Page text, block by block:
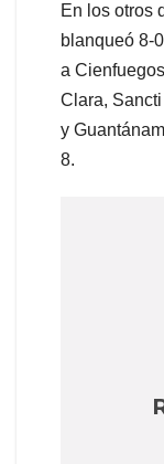
En los otros
blanqueó 8-
a
Clara,
y
8.